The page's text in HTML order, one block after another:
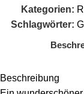
Kategorien:
Schlagwörter:
Beschreibung